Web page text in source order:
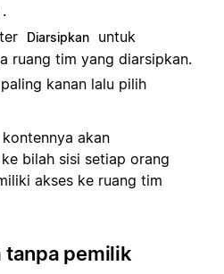
.
Diarsipkan
untuk
ruang tim yang diarsipkan.
kanan lalu pilih
akan
bilah sisi setiap orang
akses ke ruang tim
tanpa pemilik